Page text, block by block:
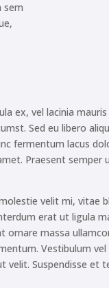
sem
ex, vel lacinia
Sed eu libero
fermentum lacus
Praesent
velit mi, vitae
erat ut ligula
ornare massa
Vestibulum
Suspendisse et